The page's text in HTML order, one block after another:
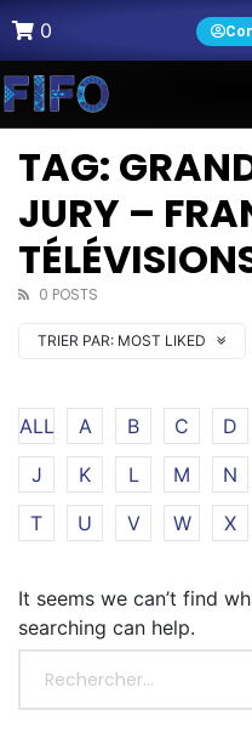
0
TAG:
JURY –
0 POSTS
TRIER PAR: MOST LIKED
ALL A B C D
J
K L M N
T
U V W X
It seems we can’t find
searching can help.